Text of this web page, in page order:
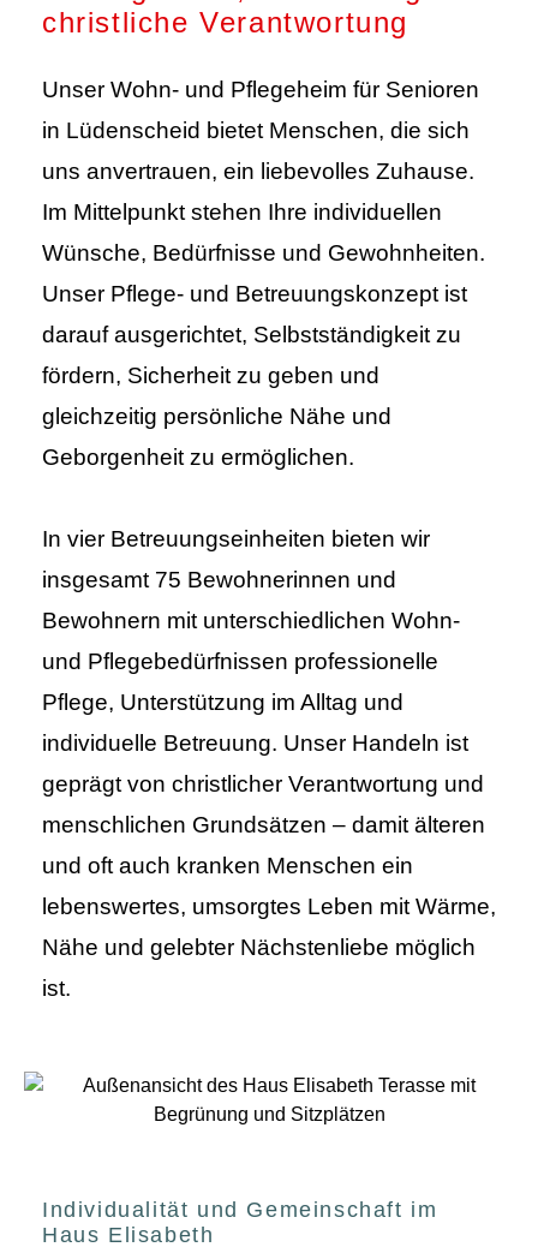
christliche Verantwortung
Unser Wohn- und Pflegeheim für Senioren
in Lüdenscheid bietet Menschen, die sich
uns anvertrauen, ein liebevolles Zuhause.
Im Mittelpunkt stehen Ihre individuellen
Wünsche, Bedürfnisse und Gewohnheiten.
Unser Pflege- und Betreuungskonzept ist
darauf ausgerichtet, Selbstständigkeit zu
fördern, Sicherheit zu geben und
gleichzeitig persönliche Nähe und
Geborgenheit zu ermöglichen.
In vier Betreuungseinheiten bieten wir
insgesamt 75 Bewohnerinnen und
Bewohnern mit unterschiedlichen Wohn-
und Pflegebedürfnissen professionelle
Pflege, Unterstützung im Alltag und
individuelle Betreuung. Unser Handeln ist
geprägt von christlicher Verantwortung und
menschlichen Grundsätzen – damit älteren
und oft auch kranken Menschen ein
lebenswertes, umsorgtes Leben mit Wärme,
Nähe und gelebter Nächstenliebe möglich
ist.
Individualität und Gemeinschaft im
Haus Elisabeth